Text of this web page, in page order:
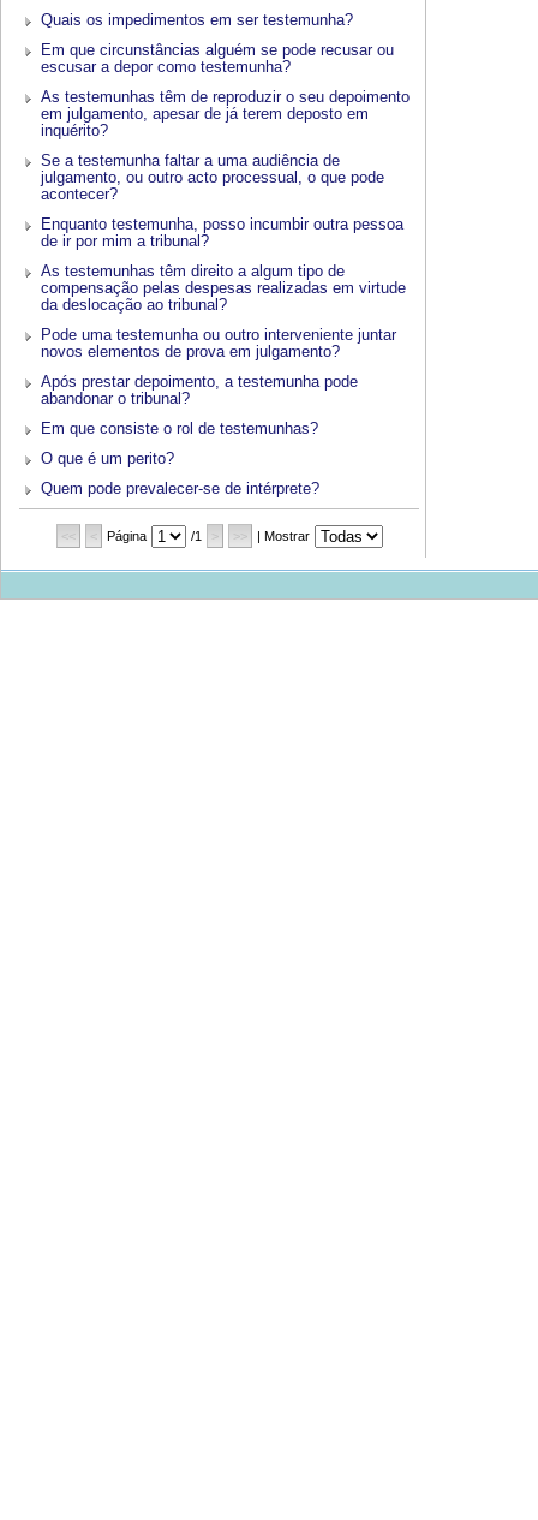
Quais os impedimentos em ser testemunha?
Em que circunstâncias alguém se pode recusar ou
escusar a depor como testemunha?
As testemunhas têm de reproduzir o seu depoimento
em julgamento, apesar de já terem deposto em
inquérito?
Se a testemunha faltar a uma audiência de
julgamento, ou outro acto processual, o que pode
acontecer?
Enquanto testemunha, posso incumbir outra pessoa
de ir por mim a tribunal?
As testemunhas têm direito a algum tipo de
compensação pelas despesas realizadas em virtude
da deslocação ao tribunal?
Pode uma testemunha ou outro interveniente juntar
novos elementos de prova em julgamento?
Após prestar depoimento, a testemunha pode
abandonar o tribunal?
Em que consiste o rol de testemunhas?
O que é um perito?
Quem pode prevalecer-se de intérprete?
<< < Página /1 > >> | Mostrar